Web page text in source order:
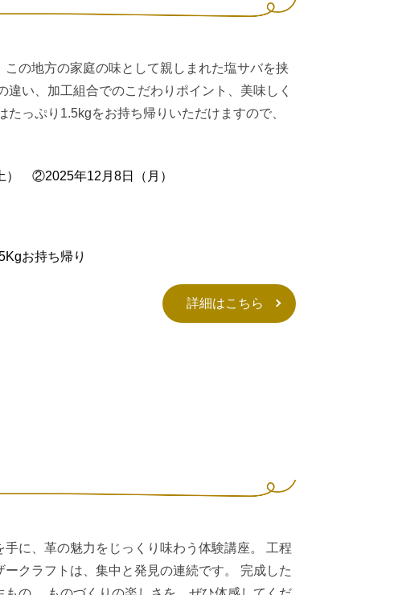
の地方の家庭の味として親しまれた塩サバを挟
い、加工組合でのこだわりポイント、美味しく
っぷり1.5kgをお持ち帰りいただけますので、
） ②2025年12月8日（月）
お持ち帰り
詳細はこちら
に、革の魅力をじっくり味わう体験講座。 工程
クラフトは、集中と発見の連続です。 完成した